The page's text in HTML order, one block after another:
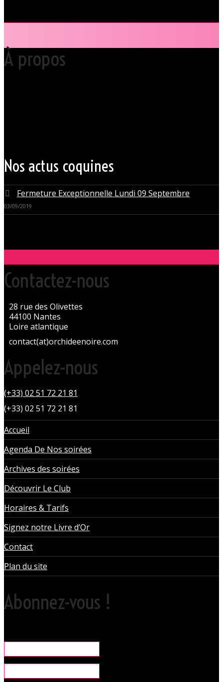
À propos
Nos actus coquines
Fermeture Exceptionnelle Lundi 09 Septembre
03/09/2019
Contactez-nous
28 rue des Olivettes
44100 Nantes
Loire atlantique
contact(at)orchideenoire.com
Appelez-nous
(+33) 02 51 72 21 81
(+33) 02 51 72 21 81
Accueil
Agenda De Nos soirées
Archives des soirées
Découvrir Le Club
Horaires & Tarifs
Signez notre Livre d’Or
Contact
Plan du site
Abonnez-vous !